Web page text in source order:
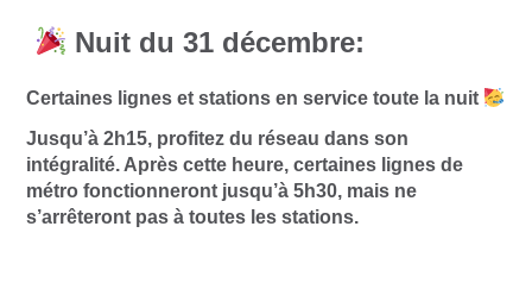
Nuit du 31 décembre:
Certaines lignes et stations en service toute la nuit
Jusqu’à 2h15, profitez du réseau dans son
intégralité. Après cette heure, certaines lignes de
métro fonctionneront jusqu’à 5h30, mais ne
s’arrêteront pas à toutes les stations.